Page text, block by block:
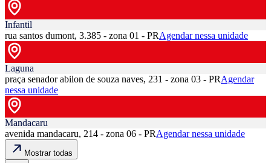
Infantil
rua santos dumont, 3.385 - zona 01 - PRAgendar nessa unidade
Laguna
praça senador abilon de souza naves, 231 - zona 03 - PRAgendar
nessa unidade
Mandacaru
avenida mandacaru, 214 - zona 06 - PRAgendar nessa unidade
Mostrar todas